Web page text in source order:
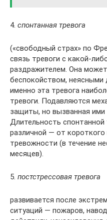
4. спонтанная тревога
(«свободный страх» по
связь тревоги с какой-
раздражителем. Она
беспокойством, неясными
именно эта тревога
тревоги. Подавляются
защиты, но вызванная ими
Длительность
различной — от
тревожности (в течение
месяцев).
5. постстрессовая тревога
развивается после
ситуаций — пожаров,